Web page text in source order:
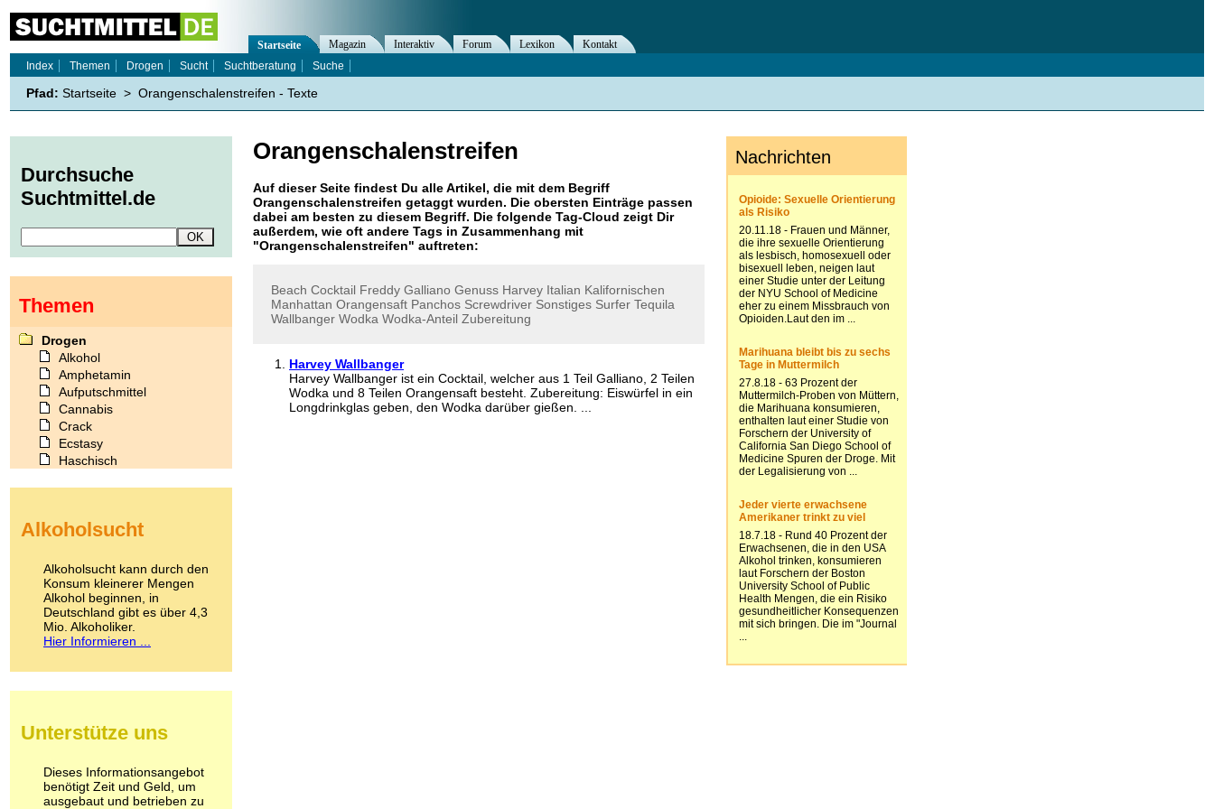
Orangenschalenstreifen
Auf dieser Seite findest Du alle Artikel, die mit dem Begriff
Orangenschalenstreifen getaggt wurden. Die obersten Einträge passen
dabei am besten zu diesem Begriff. Die folgende Tag-Cloud zeigt Dir
außerdem, wie oft andere Tags in Zusammenhang mit
"Orangenschalenstreifen" auftreten:
Beach Cocktail Freddy Galliano Genuss Harvey Italian Kalifornischen
Manhattan Orangensaft Panchos Screwdriver Sonstiges Surfer Tequila
Wallbanger Wodka Wodka-Anteil Zubereitung
Harvey Wallbanger
Harvey Wallbanger ist ein Cocktail, welcher aus 1 Teil Galliano, 2 Teilen
Wodka und 8 Teilen Orangensaft besteht. Zubereitung: Eiswürfel in ein
Longdrinkglas geben, den Wodka darüber gießen. ...
Startseite Magazin Interaktiv Forum Lexikon
Kontakt
Index
Themen Drogen Sucht Suchtberatung Suche
Pfad: Startseite > Orangenschalenstreifen - Texte
Durchsuche
Suchtmittel.de
Themen
Drogen
Alkohol
Amphetamin
Aufputschmittel
Cannabis
Crack
Ecstasy
Haschisch
Kokain
LSD
Marihuana
Medikamente
Meskalin
Metamphetamin
Methadon
Pilze
Psychopharmaka
Schlafmittel
Schmerzmittel
Alkoholsucht
Alkoholsucht kann durch den
Konsum kleinerer Mengen
Alkohol beginnen, in
Deutschland gibt es über 4,3
Mio. Alkoholiker.
Hier Informieren ...
Unterstütze uns
Dieses Informationsangebot
benötigt Zeit und Geld, um
ausgebaut und betrieben zu